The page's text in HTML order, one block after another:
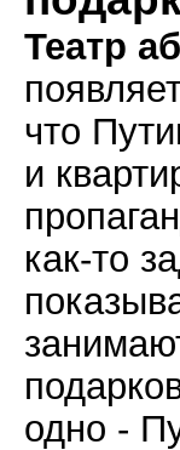
Театр
что
и
как-то
одно -